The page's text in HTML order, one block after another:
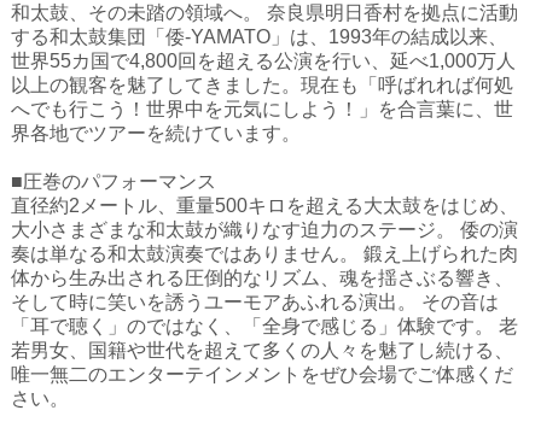
和太鼓、その未踏の領域へ。 奈良県明日香村を拠点に活動
する和太鼓集団「倭-YAMATO」は、1993年の結成以来、
世界55カ国で4,800回を超える公演を行い、延べ1,000万人
以上の観客を魅了してきました。現在も「呼ばれれば何処
へでも行こう！世界中を元気にしよう！」を合言葉に、世
界各地でツアーを続けています。
■圧巻のパフォーマンス
直径約2メートル、重量500キロを超える大太鼓をはじめ、
大小さまざまな和太鼓が織りなす迫力のステージ。 倭の演
奏は単なる和太鼓演奏ではありません。 鍛え上げられた肉
体から生み出される圧倒的なリズム、魂を揺さぶる響き、
そして時に笑いを誘うユーモアあふれる演出。 その音は
「耳で聴く」のではなく、「全身で感じる」体験です。 老
若男女、国籍や世代を超えて多くの人々を魅了し続ける、
唯一無二のエンターテインメントをぜひ会場でご体感くだ
さい。
大学・専門学校ナビ
ハイスクールナビ
小・中学校ナビ
いきebooks
ながよebooks
ごとうebooks
おおむらebooks
みなみしまばらebooks